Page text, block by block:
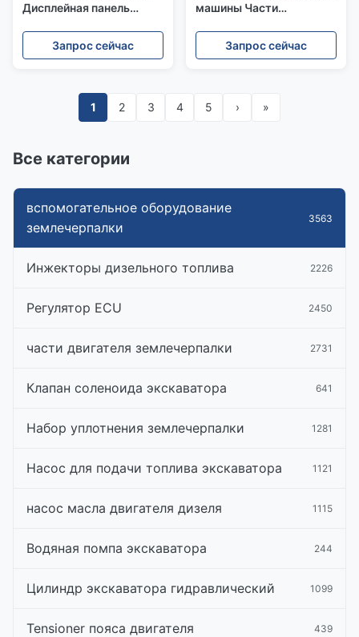
Дисплейная панель
загрузки L70F L110F
Запрос сейчас
машины Части
Проводка 2269675 для
трактора D6R III
Запрос сейчас
1 2 3 4 5 › »
Все категории
вспомогательное оборудование
землечерпалки
3563
Инжекторы дизельного топлива 2226
Регулятор ECU 2450
части двигателя землечерпалки 2731
Клапан соленоида экскаватора 641
Набор уплотнения землечерпалки 1281
Насос для подачи топлива экскаватора 1121
насос масла двигателя дизеля 1115
Водяная помпа экскаватора 244
Цилиндр экскаватора гидравлический 1099
Tensioner пояса двигателя 439